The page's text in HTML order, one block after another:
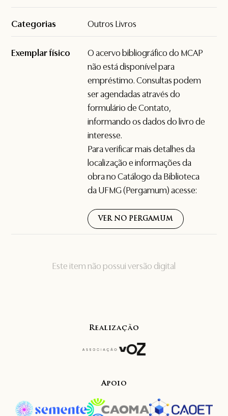
Este item não possui versão digital
Categorias Outros Livros
Exemplar físico
O acervo bibliográfico do MCAP
não está disponível para
empréstimo. Consultas podem
ser agendadas através do
formulário deContato,
informando os dados do livro de
interesse.
Para verificar mais detalhes da
localização e informações da
obra no Catálogo da Biblioteca
da UFMG (Pergamum) acesse:
VER NO PERGAMUM
Realização
Apoio